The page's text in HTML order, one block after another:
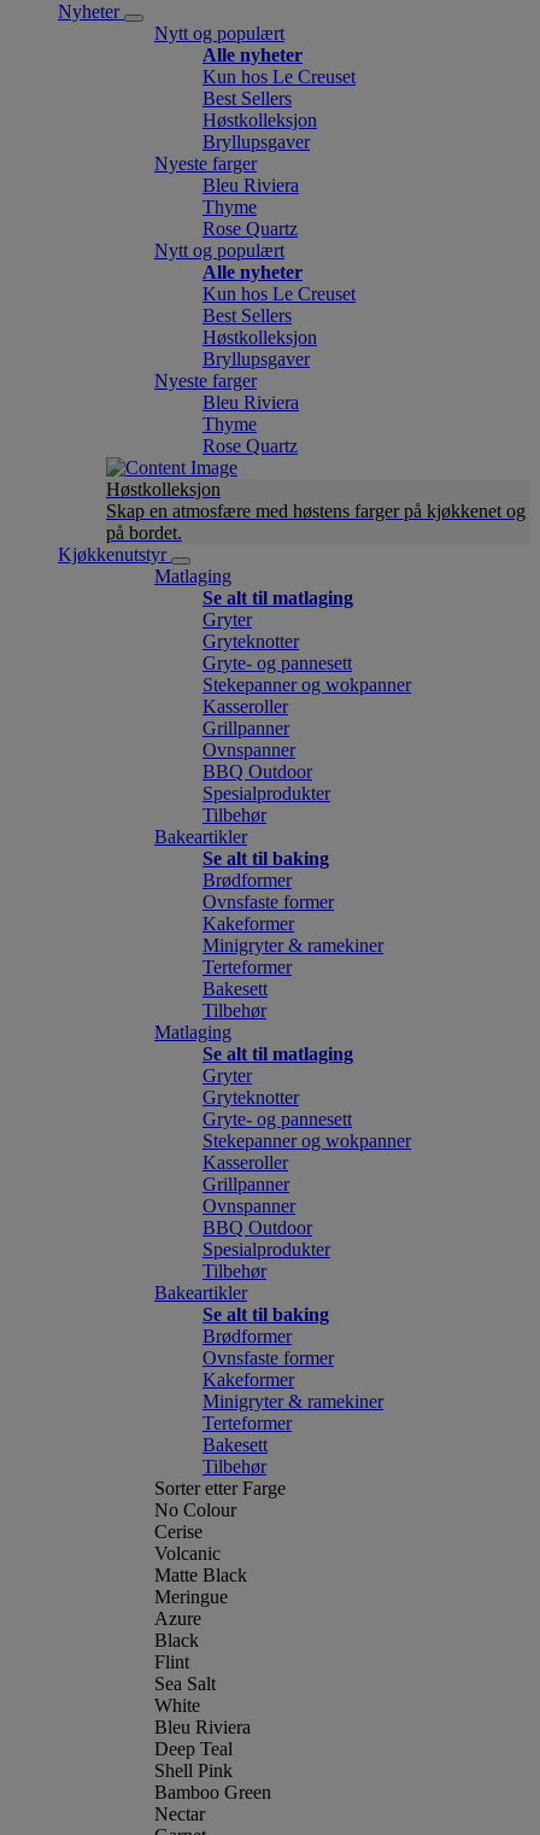
Nyheter
Nytt og populært
Alle nyheter
Kun hos Le Creuset
Best Sellers
Høstkolleksjon
Bryllupsgaver
Nyeste farger
Bleu Riviera
Thyme
Rose Quartz
Nytt og populært
Alle nyheter
Kun hos Le Creuset
Best Sellers
Høstkolleksjon
Bryllupsgaver
Nyeste farger
Bleu Riviera
Thyme
Rose Quartz
Høstkolleksjon
Skap en atmosfære med høstens farger på kjøkkenet og
på bordet.
Kjøkkenutstyr
Matlaging
Se alt til matlaging
Gryter
Gryteknotter
Gryte- og pannesett
Stekepanner og wokpanner
Kasseroller
Grillpanner
Ovnspanner
BBQ Outdoor
Spesialprodukter
Tilbehør
Bakeartikler
Se alt til baking
Brødformer
Ovnsfaste former
Kakeformer
Minigryter & ramekiner
Terteformer
Bakesett
Tilbehør
Matlaging
Se alt til matlaging
Gryter
Gryteknotter
Gryte- og pannesett
Stekepanner og wokpanner
Kasseroller
Grillpanner
Ovnspanner
BBQ Outdoor
Spesialprodukter
Tilbehør
Bakeartikler
Se alt til baking
Brødformer
Ovnsfaste former
Kakeformer
Minigryter & ramekiner
Terteformer
Bakesett
Tilbehør
Sorter etter Farge
No Colour
Cerise
Volcanic
Matte Black
Meringue
Azure
Black
Flint
Sea Salt
White
Bleu Riviera
Deep Teal
Shell Pink
Bamboo Green
Nectar